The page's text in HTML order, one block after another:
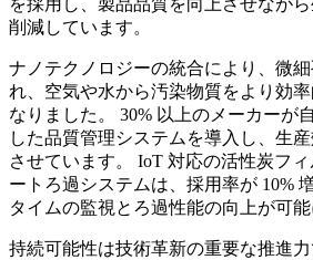
を採用し、製品品質を向上させなが
削減しています。
ナノテクノロジーの統合により、微細
れ、空気や水から汚染物質をより効
なりました。 30% 以上のメーカーが
した品質管理システムを導入し、生
させています。 IoT 対応の活性炭フ
ートろ過システムは、採用率が 10%
タイムの監視とろ過性能の向上が可能
持続可能性は技術革新の重要な推進